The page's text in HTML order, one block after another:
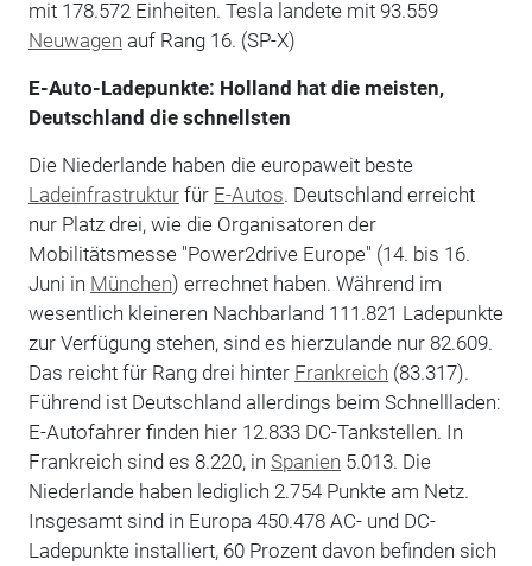
mit 178.572 Einheiten. Tesla landete mit 93.559
Neuwagen auf Rang 16. (SP-X)
E-Auto-Ladepunkte: Holland hat die meisten,
Deutschland die schnellsten
Die Niederlande haben die europaweit beste
Ladeinfrastrukturfür E-Autos. Deutschland erreicht
nur Platz drei, wie die Organisatoren der
Mobilitätsmesse "Power2drive Europe" (14. bis 16.
Juni in München) errechnet haben. Während im
wesentlich kleineren Nachbarland 111.821 Ladepunkte
zur Verfügung stehen, sind es hierzulande nur 82.609.
Das reicht für Rang drei hinter Frankreich (83.317).
Führend ist Deutschland allerdings beim Schnellladen:
E-Autofahrer finden hier 12.833 DC-Tankstellen. In
Frankreich sind es 8.220, in Spanien 5.013. Die
Niederlande haben lediglich 2.754 Punkte am Netz.
Insgesamt sind in Europa 450.478 AC- und DC-
Ladepunkte installiert, 60 Prozent davon befinden sich